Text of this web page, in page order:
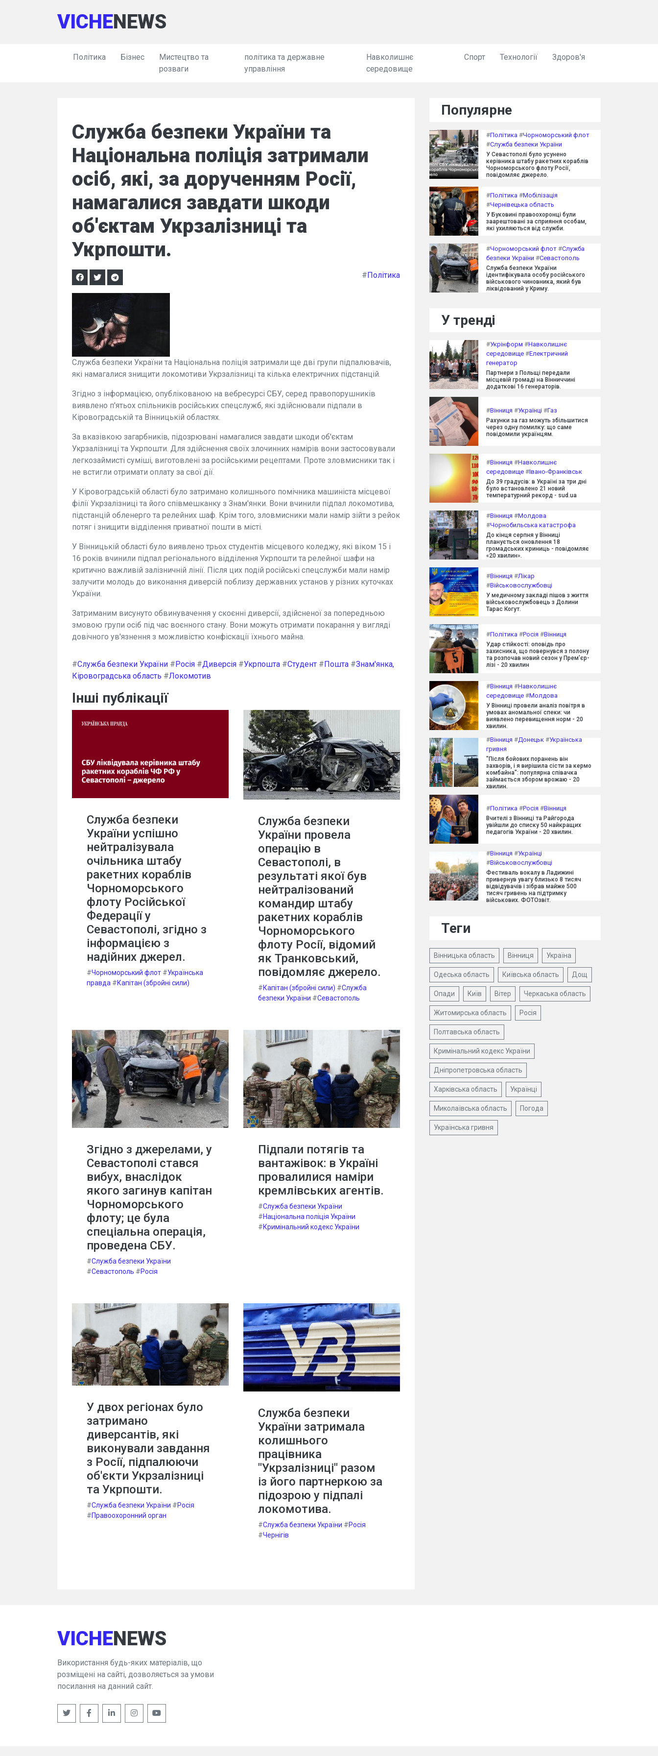
VICHENEWS
Політика Бізнес
Мистецтво та
розваги
політика та державне
управління
Навколишнє
середовище
Спорт Технології Здоров'я
Служба безпеки України та
Національна поліція затримали
осіб, які, за дорученням Росії,
намагалися завдати шкоди
об'єктам Укрзалізниці та
Укрпошти.
#Політика
Служба безпеки України та Національна поліція затримали ще дві групи підпалювачів,
які намагалися знищити локомотиви Укрзалізниці та кілька електричних підстанцій.
Згідно з інформацією, опублікованою на вебресурсі СБУ, серед правопорушників
виявлено п'ятьох спільників російських спецслужб, які здійснювали підпали в
Кіровоградській та Вінницькій областях.
За вказівкою загарбників, підозрювані намагалися завдати шкоди об'єктам
Укрзалізниці та Укрпошти. Для здійснення своїх злочинних намірів вони застосовували
легкозаймисті суміші, виготовлені за російськими рецептами. Проте зловмисники так і
не встигли отримати оплату за свої дії.
У Кіровоградській області було затримано колишнього помічника машиніста місцевої
філії Укрзалізниці та його співмешканку з Знам'янки. Вони вчинили підпал локомотива,
підстанцій обленерго та релейних шаф. Крім того, зловмисники мали намір зійти з рейок
потяг і знищити відділення приватної пошти в місті.
У Вінницькій області було виявлено трьох студентів місцевого коледжу, які віком 15 і
16 років вчинили підпал регіонального відділення Укрпошти та релейної шафи на
критично важливій залізничній лінії. Після цих подій російські спецслужби мали намір
залучити молодь до виконання диверсій поблизу державних установ у різних куточках
України.
Затриманим висунуто обвинувачення у скоєнні диверсії, здійсненої за попередньою
змовою групи осіб під час воєнного стану. Вони можуть отримати покарання у вигляді
довічного ув'язнення з можливістю конфіскації їхнього майна.
#Служба безпеки України #Росія #Диверсія #Укрпошта #Студент #Пошта #Знам'янка,
Кіровоградська область #Локомотив
Інші публікації
Служба безпеки
України успішно
нейтралізувала
очільника штабу
ракетних кораблів
Чорноморського
флоту Російської
Федерації у
Севастополі, згідно з
інформацією з
надійних джерел.
#Чорноморський флот #Українська
правда #Капітан (збройні сили)
Служба безпеки
України провела
операцію в
Севастополі, в
результаті якої був
нейтралізований
командир штабу
ракетних кораблів
Чорноморського
флоту Росії, відомий
як Транковський,
повідомляє джерело.
#Капітан (збройні сили) #Служба
безпеки України #Севастополь
Згідно з джерелами, у
Севастополі стався
вибух, внаслідок
якого загинув капітан
Чорноморського
флоту; це була
спеціальна операція,
проведена СБУ.
#Служба безпеки України
#Севастополь #Росія
Підпали потягів та
вантажівок: в Україні
провалилися наміри
кремлівських агентів.
#Служба безпеки України
#Національна поліція України
#Кримінальний кодекс України
У двох регіонах було
затримано
диверсантів, які
виконували завдання
з Росії, підпалюючи
об'єкти Укрзалізниці
та Укрпошти.
#Служба безпеки України #Росія
#Правоохоронний орган
Служба безпеки
України затримала
колишнього
працівника
"Укрзалізниці" разом
із його партнеркою за
підозрою у підпалі
локомотива.
#Служба безпеки України #Росія
#Чернігів
Популярне
#Політика #Чорноморський флот
#Служба безпеки України
У Севастополі було усунено
керівника штабу ракетних кораблів
Чорноморського флоту Росії,
повідомляє джерело.
#Політика #Мобілізація
#Чернівецька область
У Буковині правоохоронці були
заарештовані за сприяння особам,
які ухиляються від служби.
#Чорноморський флот #Служба
безпеки України #Севастополь
Служба безпеки України
ідентифікувала особу російського
військового чиновника, який був
ліквідований у Криму.
У тренді
#Укрінформ #Навколишнє
середовище #Електричний
генератор
Партнери з Польщі передали
місцевій громаді на Вінниччині
додаткові 16 генераторів.
#Вінниця #Українці #Газ
Рахунки за газ можуть збільшитися
через одну помилку: що саме
повідомили українцям.
#Вінниця #Навколишнє
середовище #Івано-Франківськ
До 39 градусів: в Україні за три дні
було встановлено 21 новий
температурний рекорд - sud.ua
#Вінниця #Молдова
#Чорнобильська катастрофа
До кінця серпня у Вінниці
планується оновлення 18
громадських криниць - повідомляє
«20 хвилин».
#Вінниця #Лікар
#Військовослужбовці
У медичному закладі пішов з життя
військовослужбовець з Долини
Тарас Когут.
#Політика #Росія #Вінниця
Удар стійкості: оповідь про
захисника, що повернувся з полону
та розпочав новий сезон у Прем'єр-
лізі - 20 хвилин
#Вінниця #Навколишнє
середовище #Молдова
У Вінниці провели аналіз повітря в
умовах аномальної спеки: чи
виявлено перевищення норм - 20
хвилин.
#Вінниця #Донецьк #Українська
гривня
"Після бойових поранень він
захворів, і я вирішила сісти за кермо
комбайна": популярна співачка
займається збором врожаю - 20
хвилин.
#Політика #Росія #Вінниця
Вчителі з Вінниці та Райгорода
увійшли до списку 50 найкращих
педагогів України - 20 хвилин.
#Вінниця #Українці
#Військовослужбовці
Фестиваль вокалу в Ладижині
привернув увагу близько 8 тисяч
відвідувачів і зібрав майже 500
тисяч гривень на підтримку
військових. ФОТОзвіт.
Теги
Вінницька область Вінниця Україна
Одеська область Київська область Дощ
Опади Київ Вітер Черкаська область
Житомирська область Росія
Полтавська область
Кримінальний кодекс України
Дніпропетровська область
Харківська область Українці
Миколаївська область Погода
Українська гривня
VICHENEWS
Використання будь-яких матеріалів, що
розміщені на сайті, дозволяється за умови
посилання на данний сайт.